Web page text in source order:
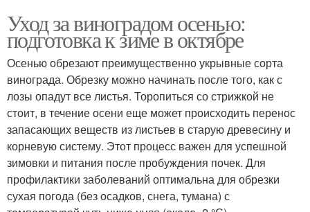
Уход за виноградом осенью:
подготовка к зиме в октябре
Осенью обрезают преимущественно укрывные сорта
винограда. Обрезку можно начинать после того, как с
лозы опадут все листья. Торопиться со стрижкой не
стоит, в течение осени еще может происходить перенос
запасающих веществ из листьев в старую древесину и
корневую систему. Этот процесс важен для успешной
зимовки и питания после пробуждения почек. Для
профилактики заболеваний оптимальна для обрезки
сухая погода (без осадков, снега, тумана) с